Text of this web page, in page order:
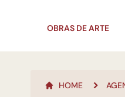
OBRAS DE ARTE
HOME